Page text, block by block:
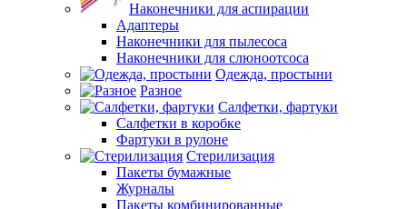
Наконечники для аспирации
Адаптеры
Наконечники для пылесоса
Наконечники для слюноотсоса
Одежда, простыни
Разное
Салфетки, фартуки
Салфетки в коробке
Фартуки в рулоне
Стерилизация
Пакеты бумажные
Журналы
Пакеты комбинированные